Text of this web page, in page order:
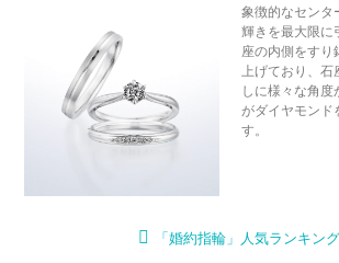
象徴的なセンタ
輝きを最大限に
座の内側をすり
上げており、石
しに様々な角
がダイヤモンド
す。
「婚約指輪」人気ランキン